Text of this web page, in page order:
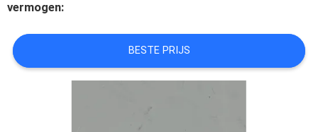
OM
EEN
CITAAT
vermogen:
BESTE PRIJS